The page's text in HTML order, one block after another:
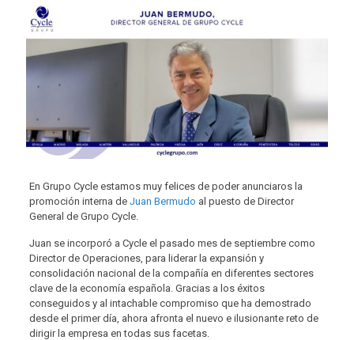
En Grupo Cycle estamos muy felices de poder anunciaros la
promoción interna de Juan Bermudo al puesto de Director
General de Grupo Cycle.
Juan se incorporó a Cycle el pasado mes de septiembre como
Director de Operaciones, para liderar la expansión y
consolidación nacional de la compañía en diferentes sectores
clave de la economía española. Gracias a los éxitos
conseguidos y al intachable compromiso que ha demostrado
desde el primer día, ahora afronta el nuevo e ilusionante reto de
dirigir la empresa en todas sus facetas.